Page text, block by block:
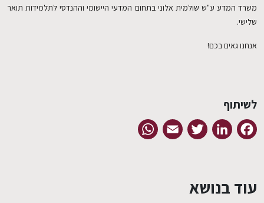
משרד המדע ע"ש שולמית אלוני בתחום המדעי היישומי וההנדסי לתלמידות תואר
שלישי.
אנחנו גאים בכם!
לשיתוף
Facebook
LinkedIn
Twitter
Email
עוד בנושא